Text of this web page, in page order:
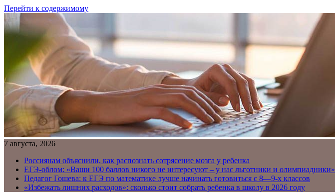
Перейти к содержимому
7 августа, 2026
Россиянам объяснили, как распознать сотрясение мозга у ребенка
ЕГЭ-облом: «Ваши 100 баллов никого не интересуют – у нас льготники и олимпиадники»
Педагог Гошева: к ЕГЭ по математике лучше начинать готовиться с 8—9-х классов
«Избежать лишних расходов»: сколько стоит собрать ребенка в школу в 2026 году